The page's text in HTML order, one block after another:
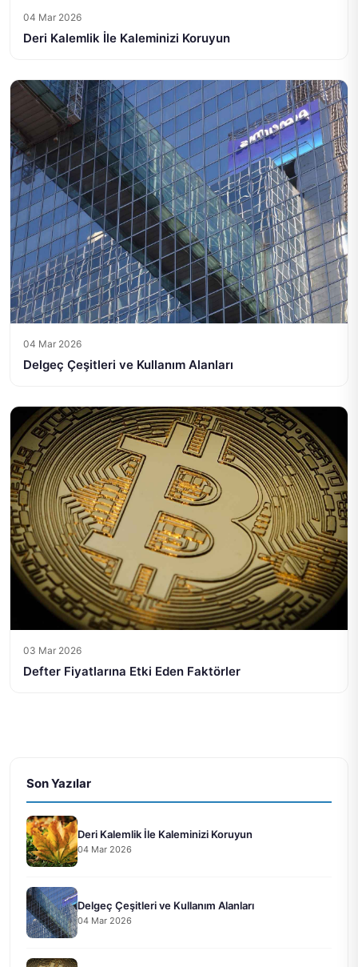
04 Mar 2026
Deri Kalemlik İle Kaleminizi Koruyun
04 Mar 2026
Delgeç Çeşitleri ve Kullanım Alanları
03 Mar 2026
Defter Fiyatlarına Etki Eden Faktörler
Son Yazılar
Deri Kalemlik İle Kaleminizi Koruyun
04 Mar 2026
Delgeç Çeşitleri ve Kullanım Alanları
04 Mar 2026